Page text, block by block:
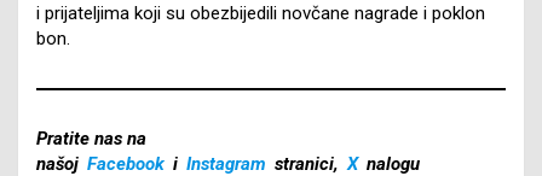
i prijateljima koji su obezbijedili novčane nagrade i poklon
bon.
Pratite nas na
našoj Facebook i Instagram stranici, X nalogu